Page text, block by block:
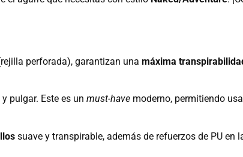
perforada), garantizan una máxima
pulgar. Este es un must-have moderno, permitiendo
suave y transpirable, además de refuerzos de PU en